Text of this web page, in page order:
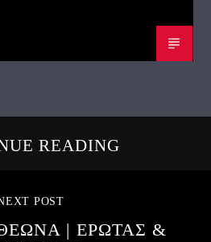
READING
POST
| ΕΡΩΤΑΣ &